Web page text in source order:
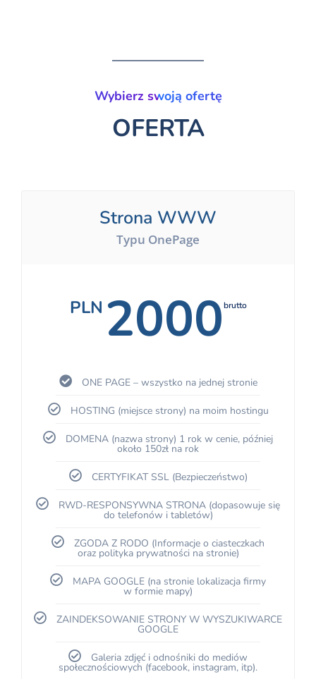
Wybierz swoją ofertę
OFERTA
Strona WWW
Typu OnePage
PLN 2000brutto
ONE PAGE – wszystko na jednej stronie
HOSTING (miejsce strony) na moim hostingu
DOMENA (nazwa strony) 1 rok w cenie, później
około 150zł na rok
CERTYFIKAT SSL (Bezpieczeństwo)
RWD-RESPONSYWNA STRONA (dopasowuje się
do telefonów i tabletów)
ZGODA Z RODO (Informacje o ciasteczkach
oraz polityka prywatności na stronie)
MAPA GOOGLE (na stronie lokalizacja firmy
w formie mapy)
ZAINDEKSOWANIE STRONY W WYSZUKIWARCE
GOOGLE
Galeria zdjęć i odnośniki do mediów
społecznościowych (facebook, instagram, itp).